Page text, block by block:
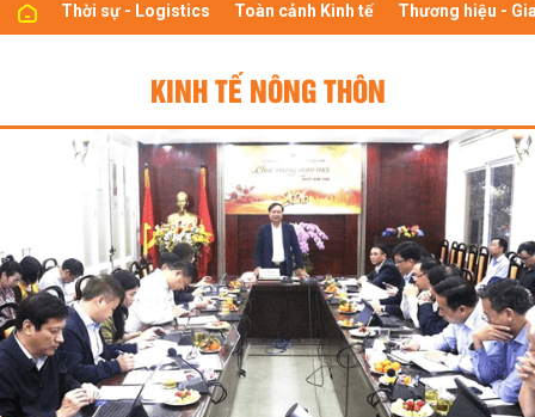
Thời sự - Logistics Toàn cảnh Kinh tế Thương hiệu -
KINH TẾ NÔNG THÔN